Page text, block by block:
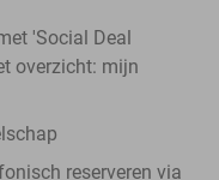
'Social Deal
overzicht: mijn
reserveren via